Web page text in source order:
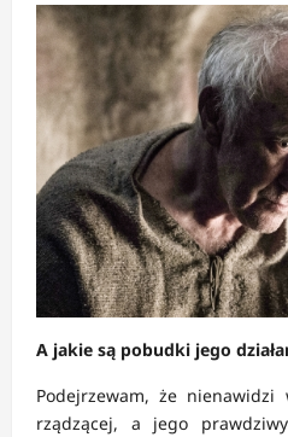
A jakie są pobudki jego
Podejrzewam, że nienawidzi
rządzącej, a jego